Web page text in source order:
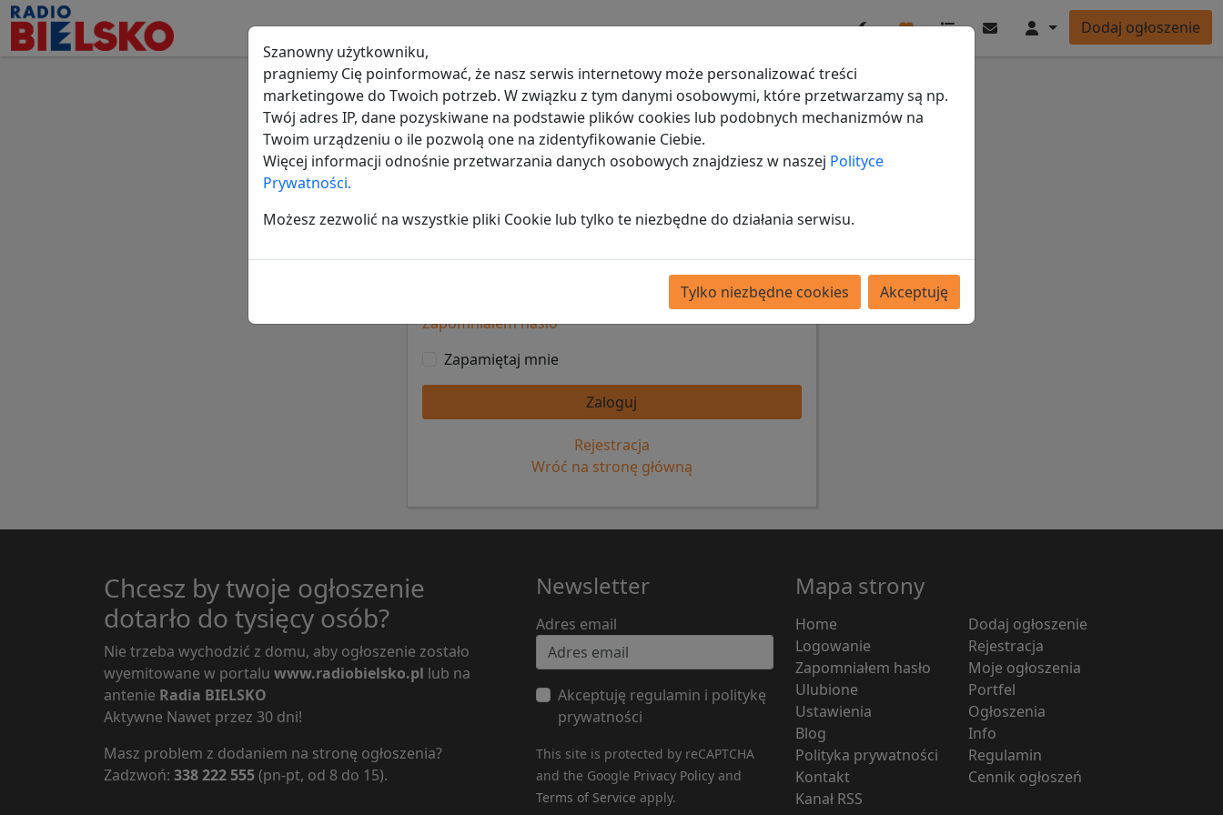
UlubioneOgłoszeniaWiadomości
KontoDodaj ogłoszenie
Zaloguj Rejestracja
Zaloguj
Hasło
Zapomniałem hasło
Zapamiętaj mnie
Zaloguj
Rejestracja
Wróć na stronę główną
Chcesz by twoje ogłoszenie
dotarło do tysięcy osób?
Nie trzeba wychodzić z domu, aby ogłoszenie zostało
wyemitowane w portalu www.radiobielsko.pl lub na
antenie Radia BIELSKO
Aktywne Nawet przez 30 dni!
Masz problem z dodaniem na stronę ogłoszenia?
Zadzwoń: 338 222 555(pn-pt, od 8 do 15).
Newsletter
Adres email
Akceptuję regulamin i politykę
prywatności
This site is protected by reCAPTCHA
and the Google Privacy Policy and
Terms of Service apply.
Mapa strony
Home
Dodaj ogłoszenie
Logowanie
Rejestracja
Zapomniałem hasło
Moje ogłoszenia
Ulubione
Portfel
Ustawienia
Ogłoszenia
Blog
Info
Polityka prywatności
Regulamin
Kontakt
Cennik ogłoszeń
Kanał RSS
Szanowny użytkowniku,
pragniemy Cię poinformować, że nasz serwis internetowy może personalizować treści
marketingowe do Twoich potrzeb. W związku z tym danymi osobowymi, które przetwarzamy są np.
Twój adres IP, dane pozyskiwane na podstawie plików cookies lub podobnych mechanizmów na
Twoim urządzeniu o ile pozwolą one na zidentyfikowanie Ciebie.
Więcej informacji odnośnie przetwarzania danych osobowych znajdziesz w naszej Polityce
Prywatności.
Możesz zezwolić na wszystkie pliki Cookie lub tylko te niezbędne do działania serwisu.
Tylko niezbędne cookies Akceptuję